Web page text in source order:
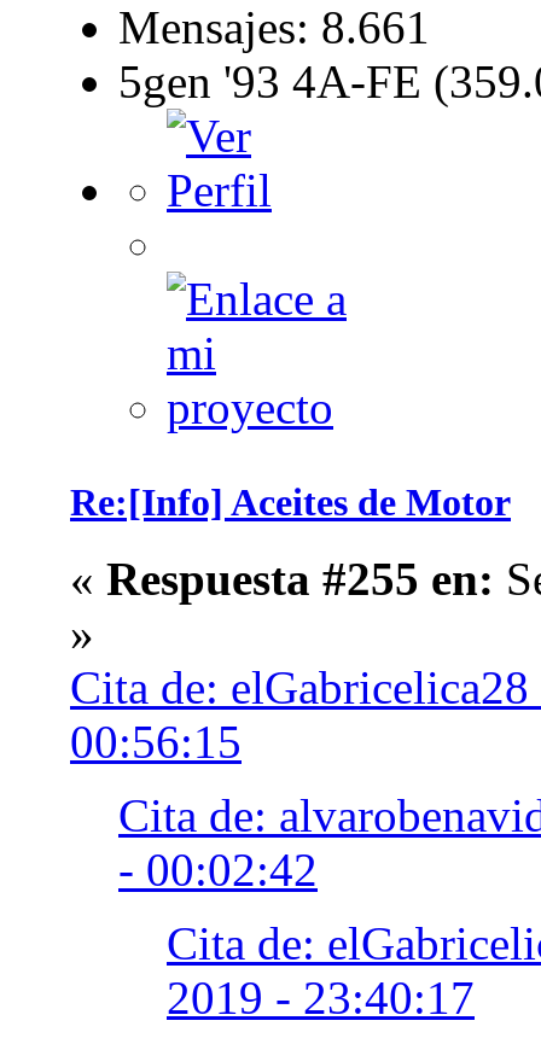
Mensajes: 8.661
5gen '93 4A-FE
Re:[Info] Aceites de Motor
« Respuesta #255 en:
»
Cita de:
00:56:15
Cita de:
- 00:02:42
Cita de:
2019 - 23:40:17